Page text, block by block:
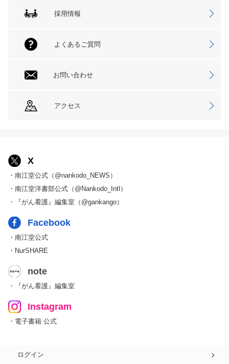
採用情報
よくあるご質問
お問い合わせ
アクセス
X
・南江堂公式（@nankodo_NEWS）
・南江堂洋書部公式（@Nankodo_Intl）
・『がん看護』編集室（@gankango）
Facebook
・南江堂公式
・NurSHARE
note
・『がん看護』編集室
Instagram
・電子書籍 公式
ログイン